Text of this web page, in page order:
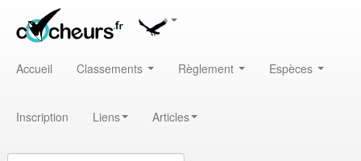
Accueil Classements Règlement Espèces
Inscription Liens Articles